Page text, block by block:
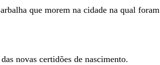
que morem na cidade na qual foram
novas certidões de nascimento.